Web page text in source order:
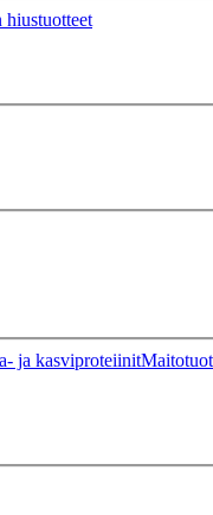
hiustuotteet
ja kasviproteiinit